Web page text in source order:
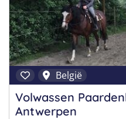
België
Volwassen
Antwerpen